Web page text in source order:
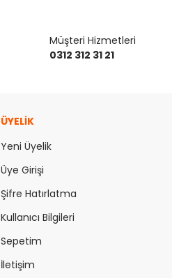
Müşteri Hizmetleri
0312 312 31 21
ÜYELİK
Yeni Üyelik
Üye Girişi
Şifre Hatırlatma
Kullanıcı Bilgileri
Sepetim
İletişim